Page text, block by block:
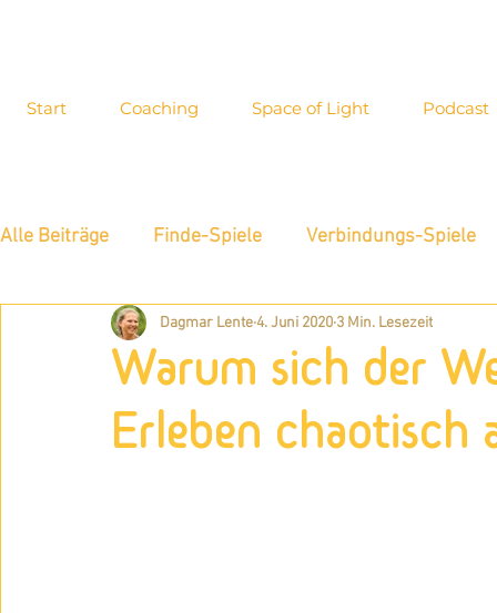
Start Coaching Space of Light Podcast
Alle Beiträge Finde-Spiele Verbindungs-Spiele
Energiewahrnehmung Interview
Blog-Archiv Allgemeines Neue
Warum sich der
Erleben chaotisch
Dagmar Lente4. Juni 2020 3 Min. Lesezeit